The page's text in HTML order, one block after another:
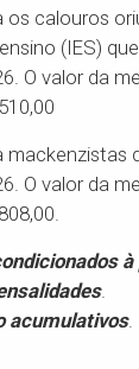
os calouros
(IES)
O valor da
mackenzistas
O valor da
.
acumulativos.